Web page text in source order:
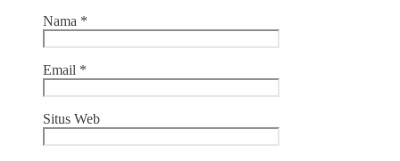
Nama *
Email *
Situs Web